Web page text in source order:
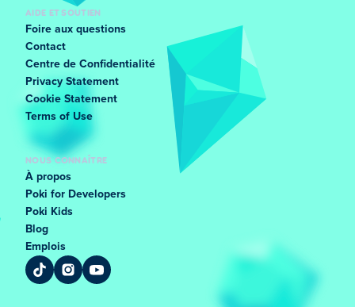
AIDE ET SOUTIEN
Foire aux questions
Contact
Centre de Confidentialité
Privacy Statement
Cookie Statement
Terms of Use
NOUS CONNAÎTRE
À propos
Poki for Developers
Poki Kids
Blog
Emplois